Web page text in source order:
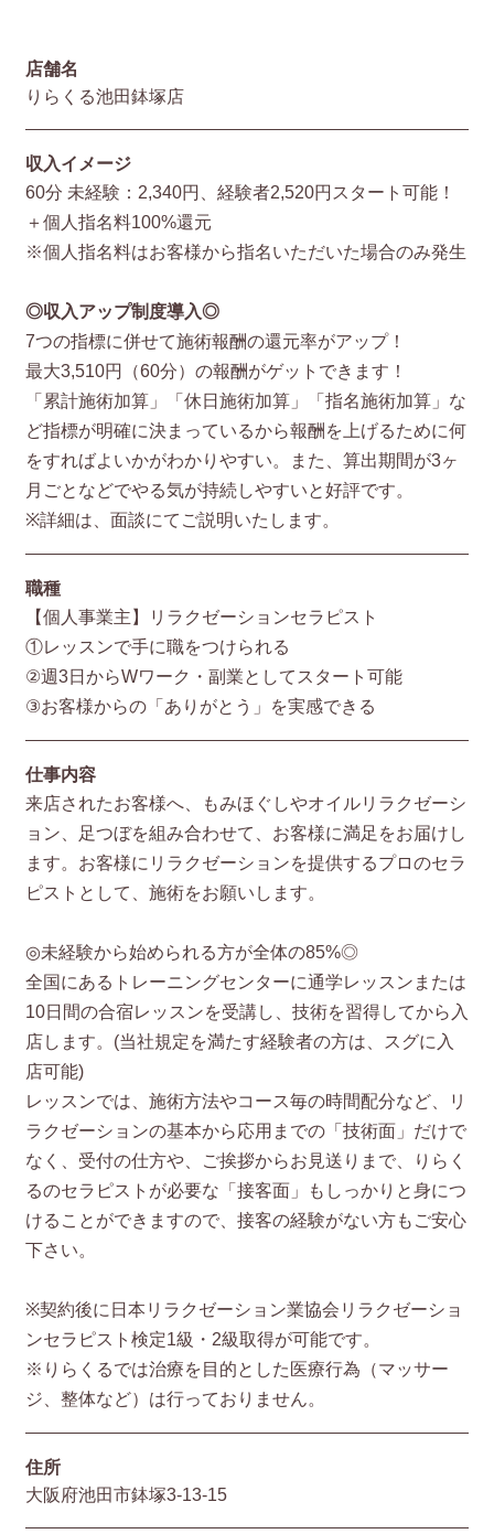
店舗名
りらくる池田鉢塚店
収入イメージ
60分 未経験：2,340円、経験者2,520円スタート可能！
＋個人指名料100%還元
※個人指名料はお客様から指名いただいた場合のみ発生
◎収入アップ制度導入◎
7つの指標に併せて施術報酬の還元率がアップ！
最大3,510円（60分）の報酬がゲットできます！
「累計施術加算」「休日施術加算」「指名施術加算」な
ど指標が明確に決まっているから報酬を上げるために何
をすればよいかがわかりやすい。また、算出期間が3ヶ
月ごとなどでやる気が持続しやすいと好評です。
※詳細は、面談にてご説明いたします。
職種
【個人事業主】リラクゼーションセラピスト
①レッスンで手に職をつけられる
②週3日からWワーク・副業としてスタート可能
③お客様からの「ありがとう」を実感できる
仕事内容
来店されたお客様へ、もみほぐしやオイルリラクゼーシ
ョン、足つぼを組み合わせて、お客様に満足をお届けし
ます。お客様にリラクゼーションを提供するプロのセラ
ピストとして、施術をお願いします。
◎未経験から始められる方が全体の85%◎
全国にあるトレーニングセンターに通学レッスンまたは
10日間の合宿レッスンを受講し、技術を習得してから入
店します。(当社規定を満たす経験者の方は、スグに入
店可能)
レッスンでは、施術方法やコース毎の時間配分など、リ
ラクゼーションの基本から応用までの「技術面」だけで
なく、受付の仕方や、ご挨拶からお見送りまで、りらく
るのセラピストが必要な「接客面」もしっかりと身につ
けることができますので、接客の経験がない方もご安心
下さい。
※契約後に日本リラクゼーション業協会リラクゼーショ
ンセラピスト検定1級・2級取得が可能です。
※りらくるでは治療を目的とした医療行為（マッサー
ジ、整体など）は行っておりません。
住所
大阪府池田市鉢塚3-13-15